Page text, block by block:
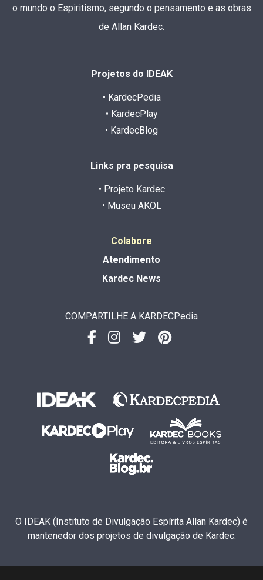
o mundo o Espiritismo, segundo o pensamento e as obras
de Allan Kardec.
Projetos do IDEAK
• KardecPedia
• KardecPlay
• KardecBlog
Links pra pesquisa
• Projeto Kardec
• Museu AKOL
Colabore
Atendimento
Kardec News
COMPARTILHE A KARDECPedia
O IDEAK (Instituto de Divulgação Espírita Allan Kardec) é
mantenedor dos projetos de divulgação de Kardec.